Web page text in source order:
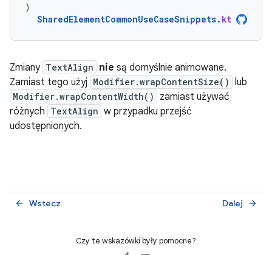
)
SharedElementCommonUseCaseSnippets. kt
Zmiany TextAlign nie są domyślnie animowane.
Zamiast tego użyj Modifier.wrapContentSize() lub
Modifier.wrapContentWidth()
zamiast używać
różnych TextAlign w przypadku przejść
udostępnionych.
Wstecz
arrow_back Dalej arrow_forward
Czy te wskazówki były pomocne?